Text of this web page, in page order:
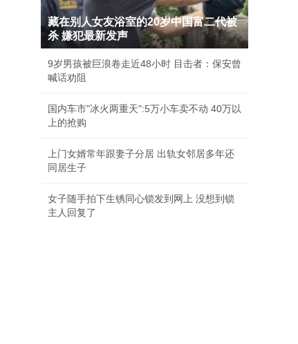
藏在别人女友浴室的20岁中国富二代被
杀 嫌犯最新发声
9岁男孩被巨浪卷走近48小时 目击者：保安曾
喊话劝阻
国内车市"冰火两重天":5万小车卖不动 40万以
上的抢购
上门女婿常年跟妻子分居 出轨女邻居多年还
同居生子
女子随手拍下生锈同心锁发到网上 没想到锁
主人回复了